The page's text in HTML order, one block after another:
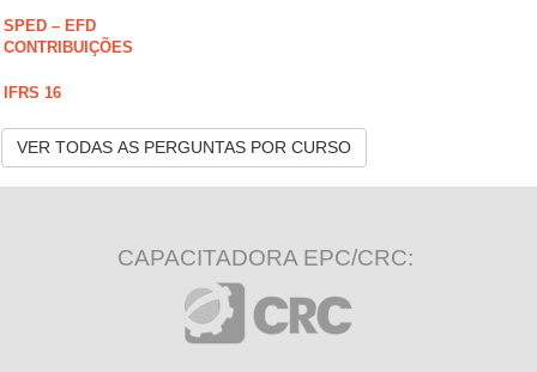
SPED – EFD
CONTRIBUIÇÕES
IFRS 16
VER TODAS AS PERGUNTAS POR CURSO
CAPACITADORA EPC/CRC: